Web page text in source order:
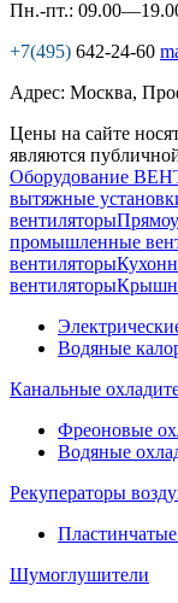
Пн.-пт.:
+7(495) 642-24-60
Адрес: Москва,
Цены на сайте
являются
Оборудование
вытяжные
вентиляторы
промышленные
вентиляторы
вентиляторы
Водяные
Канальные
Фреоновые
Водяные
Рекуператоры
Шумоглушители